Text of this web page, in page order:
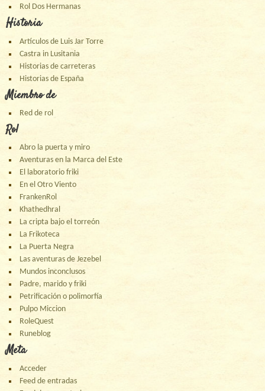
Rol Dos Hermanas
Historia
Artículos de Luis Jar Torre
Castra in Lusitania
Historias de carreteras
Historias de España
Miembro de
Red de rol
Rol
Abro la puerta y miro
Aventuras en la Marca del Este
El laboratorio friki
En el Otro Viento
FrankenRol
Khathedhral
La cripta bajo el torreón
La Frikoteca
La Puerta Negra
Las aventuras de Jezebel
Mundos inconclusos
Padre, marido y friki
Petrificación o polimorfía
Pulpo Miccion
RoleQuest
Runeblog
Meta
Acceder
Feed de entradas